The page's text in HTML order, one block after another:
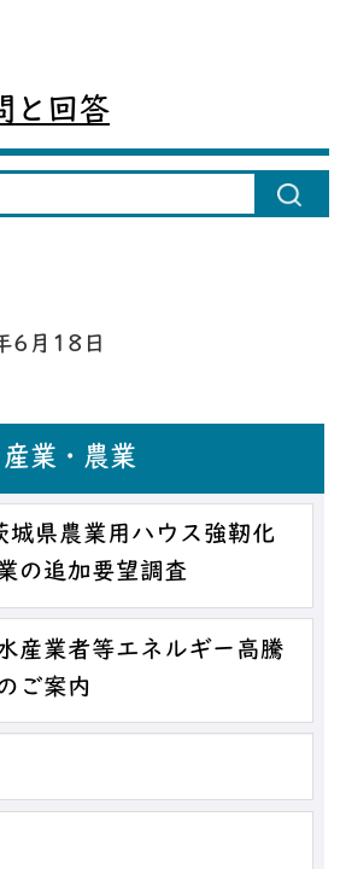
と回答
6月18日
産業・農業
城県農業用ハウス強靭化
の追加要望調査
産業者等エネルギー高騰
ご案内